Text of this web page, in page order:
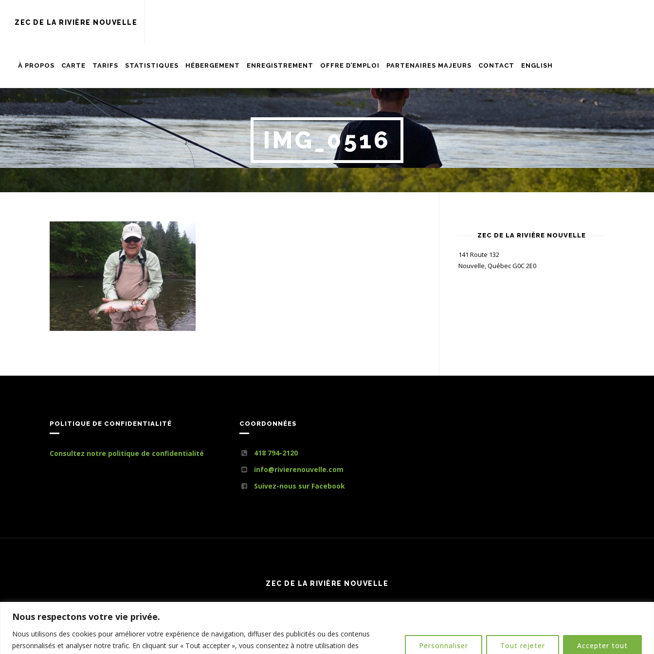
Nous respectons votre vie privée.
Nous utilisons des cookies pour améliorer votre expérience de navigation, diffuser des publicités ou des contenus
personnalisés et analyser notre trafic. En cliquant sur « Tout accepter », vous consentez à notre utilisation des
Personnaliser Tout rejeter Accepter tout
ZEC DE LA RIVIÈRE NOUVELLE
À PROPOS CARTE TARIFS STATISTIQUES HÉBERGEMENT ENREGISTREMENT OFFRE D’EMPLOI PARTENAIRES MAJEURS CONTACT ENGLISH
IMG_0516
ZEC DE LA RIVIÈRE NOUVELLE
141 Route 132
Nouvelle, Québec G0C 2E0
POLITIQUE DE CONFIDENTIALITÉ
Consultez notre politique de confidentialité
COORDONNÉES
418 794-2120
info@rivierenouvelle.com
Suivez-nous sur Facebook
ZEC DE LA RIVIÈRE NOUVELLE